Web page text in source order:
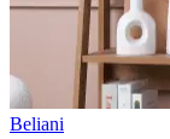
Beliani